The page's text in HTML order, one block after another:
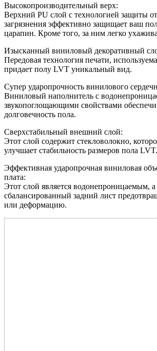
Высокопроизводительный верх:
Верхний PU слой с технологией защиты
загрязнения эффективно защищает ваш
царапин. Кроме того, за ним легко
Изысканный виниловый декоративный
Передовая технология печати,
придает полу LVT уникальный вид.
Супер ударопрочность винилового
Виниловый наполнитель с
звукопоглощающими свойствами
долговечность пола.
Сверхстабильный внешний слой:
Этот слой содержит стекловолокно,
улучшает стабильность размеров пола LVT.
Эффективная ударопрочная виниловая
плата:
Этот слой является водонепроницаемым, а
сбалансированный задний лист
или деформацию.